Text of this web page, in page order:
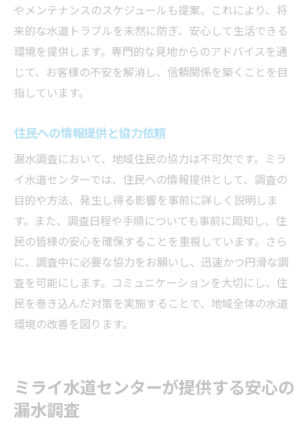
やメンテナンスのスケジュールも提案。これにより、将
来的な水道トラブルを未然に防ぎ、安心して生活できる
環境を提供します。専門的な見地からのアドバイスを通
じて、お客様の不安を解消し、信頼関係を築くことを目
指しています。
住民への情報提供と協力依頼
漏水調査において、地域住民の協力は不可欠です。ミラ
イ水道センターでは、住民への情報提供として、調査の
目的や方法、発生し得る影響を事前に詳しく説明しま
す。また、調査日程や手順についても事前に周知し、住
民の皆様の安心を確保することを重視しています。さら
に、調査中に必要な協力をお願いし、迅速かつ円滑な調
査を可能にします。コミュニケーションを大切にし、住
民を巻き込んだ対策を実施することで、地域全体の水道
環境の改善を図ります。
ミライ水道センターが提供する安心の
漏水調査